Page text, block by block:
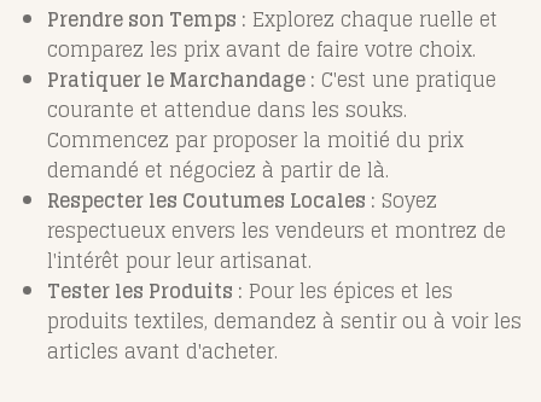
Prendre son Temps : Explorez chaque ruelle et
comparez les prix avant de faire votre choix.
Pratiquer le Marchandage : C'est une pratique
courante et attendue dans les souks.
Commencez par proposer la moitié du prix
demandé et négociez à partir de là.
Respecter les Coutumes Locales : Soyez
respectueux envers les vendeurs et montrez de
l'intérêt pour leur artisanat.
Tester les Produits : Pour les épices et les
produits textiles, demandez à sentir ou à voir les
articles avant d'acheter.